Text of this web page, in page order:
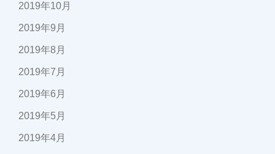
2019年10月
2019年9月
2019年8月
2019年7月
2019年6月
2019年5月
2019年4月